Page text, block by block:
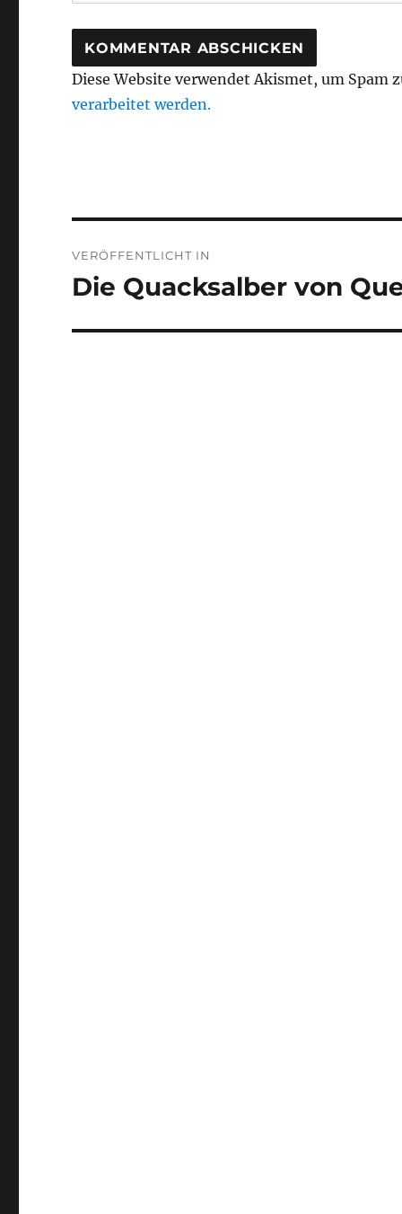
Diese Website verwendet Akismet, um Spam
verarbeitet werden.
VERÖFFENTLICHT IN
Die Quacksalber von